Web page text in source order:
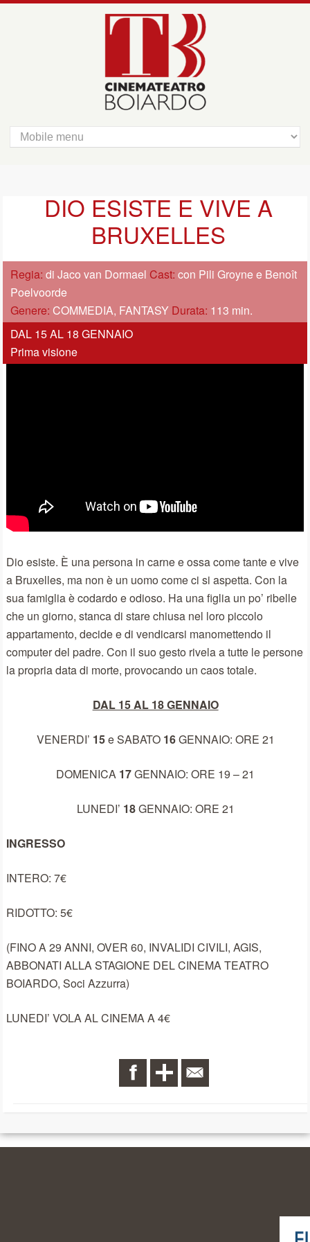
DIO ESISTE E VIVE A
BRUXELLES
Regia:di Jaco van Dormael Cast:con Pili Groyne e Benoît
Poelvoorde
Genere: COMMEDIA, FANTASY Durata: 113 min.
DAL 15 AL 18 GENNAIO
Prima visione
Dio esiste. È una persona in carne e ossa come tante e vive
a Bruxelles, ma non è un uomo come ci si aspetta. Con la
sua famiglia è codardo e odioso. Ha una figlia un po’ ribelle
che un giorno, stanca di stare chiusa nel loro piccolo
appartamento, decide e di vendicarsi manomettendo il
computer del padre. Con il suo gesto rivela a tutte le persone
la propria data di morte, provocando un caos totale.
DAL 15 AL 18 GENNAIO
VENERDI’ 15e SABATO 16GENNAIO: ORE 21
DOMENICA 17GENNAIO: ORE 19 – 21
LUNEDI’ 18GENNAIO: ORE 21
INGRESSO
INTERO: 7€
RIDOTTO: 5€
(FINO A 29 ANNI, OVER 60, INVALIDI CIVILI, AGIS,
ABBONATI ALLA STAGIONE DEL CINEMA TEATRO
BOIARDO, Soci Azzurra)
LUNEDI’ VOLA AL CINEMA A 4€